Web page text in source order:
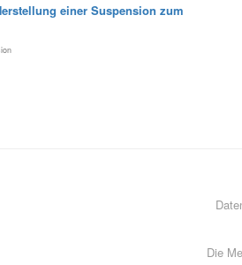
einer Suspension zum
Die